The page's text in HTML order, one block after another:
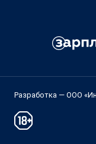
Разработка — ООО